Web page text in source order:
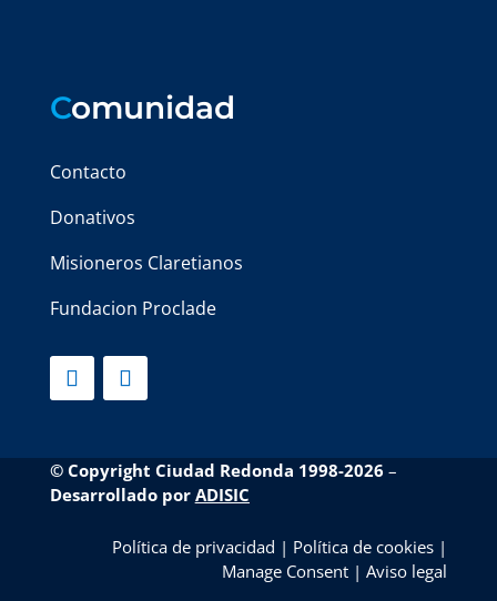
Comunidad
Contacto
Donativos
Misioneros Claretianos
Fundacion Proclade
© Copyright Ciudad Redonda 1998-2026 –
Desarrollado por ADISIC
Política de privacidad | Política de cookies |
Manage Consent |Aviso legal